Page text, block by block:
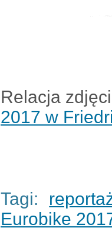
Relacja
2017 w
Tagi:
Eurobike